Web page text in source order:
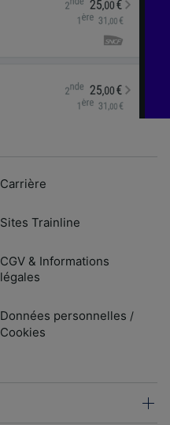
Carrière
Sites Trainline
CGV & Informations
légales
Données personnelles /
Cookies